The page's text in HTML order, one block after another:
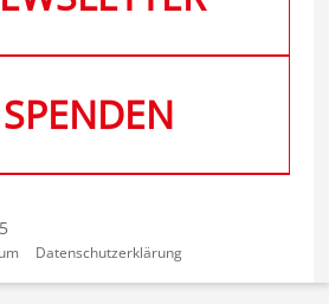
SPENDEN
Datenschutzerklärung